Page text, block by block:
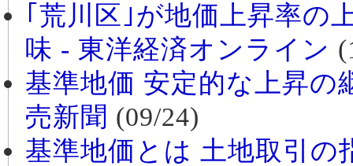
｢荒川区｣が地価上昇率の
味 - 東洋経済オンライン
基準地価 安定的な上昇の
売新聞 (09/24)
基準地価とは 土地取引の